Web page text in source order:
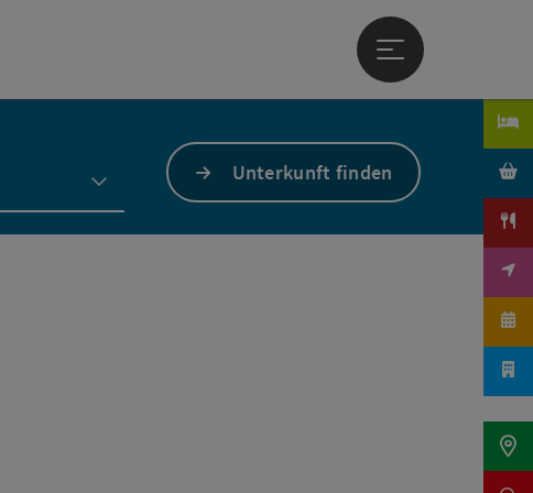
Hauptmenü öffnen
Unterkunft finden